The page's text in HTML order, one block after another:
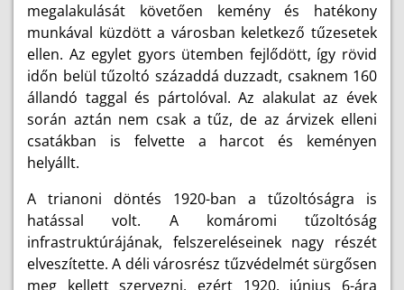
megalakulását követően kemény és hatékony
munkával küzdött a városban keletkező tűzesetek
ellen. Az egylet gyors ütemben fejlődött, így rövid
időn belül tűzoltó századdá duzzadt, csaknem 160
állandó taggal és pártolóval. Az alakulat az évek
során aztán nem csak a tűz, de az árvizek elleni
csatákban is felvette a harcot és keményen
helyállt.
A trianoni döntés 1920-ban a tűzoltóságra is
hatással volt. A komáromi tűzoltóság
infrastruktúrájának, felszereléseinek nagy részét
elveszítette. A déli városrész tűzvédelmét sürgősen
meg kellett szervezni, ezért 1920. június 6-ára